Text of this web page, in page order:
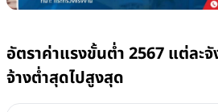
อัตราค่าแรงขั้นต่ำ 2567 แต่ละ
จ้างต่ำสุดไปสูงสุด